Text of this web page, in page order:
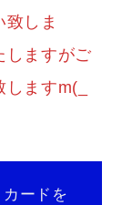
しま
すがご
ますm(_
ードを